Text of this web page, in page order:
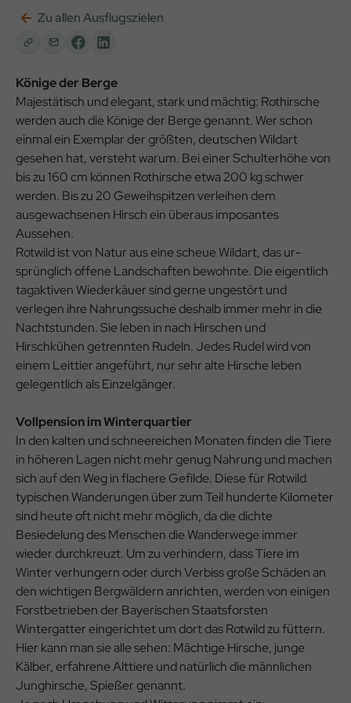
Zu allen Ausflugszielen
Könige der Berge
Majestätisch und elegant, stark und mächtig: Rothirsche
werden auch die Könige der Berge genannt. Wer schon
ein­mal ein Exemplar der größten, deutschen Wildart
gesehen hat, versteht warum. Bei einer Schulterhöhe von
bis zu 160 cm können Rothirsche etwa 200 kg schwer
werden. Bis zu 20 Geweihspitzen verleihen dem
ausgewach­senen Hirsch ein überaus imposantes
Aussehen.
Rotwild ist von Natur aus eine scheue Wildart, das ur­
sprünglich offene Landschaften bewohnte. Die eigentlich
tagaktiven Wiederkäuer sind gerne ungestört und
verlegen ihre Nahrungssuche deshalb immer mehr in die
Nachtstun­den. Sie leben in nach Hirschen und
Hirschkühen getrennten Rudeln. Jedes Rudel wird von
einem Leittier angeführt, nur sehr alte Hirsche leben
gelegentlich als Einzelgänger.
Vollpension im Winterquartier
In den kalten und schneereichen Monaten finden die Tiere
in höheren Lagen nicht mehr genug Nahrung und machen
sich auf den Weg in flachere Gefilde. Diese für Rotwild
typischen Wanderungen über zum Teil hunderte Kilometer
sind heute oft nicht mehr möglich, da die dichte
Besiedelung des Menschen die Wanderwege immer
wieder durchkreuzt. Um zu verhindern, dass Tiere im
Winter verhungern oder durch Verbiss große Schäden an
den wichtigen Bergwäldern anrichten, werden von einigen
Forstbetrieben der Bayerischen Staatsforsten
Wintergatter eingerichtet um dort das Rotwild zu füttern.
Hier kann man sie alle sehen: Mächtige Hirsche, junge
Kälber, erfahrene Alttiere und natürlich die männlichen
Junghirsche, Spießer genannt.